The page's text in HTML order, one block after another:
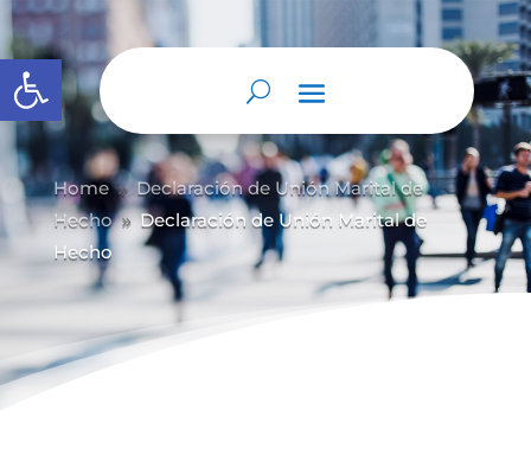
Abrir barra de herramientas
Home 9 Declaración de Unión Marital de
Hecho 9 Declaración de Unión Marital de
Hecho